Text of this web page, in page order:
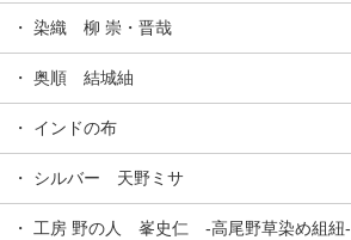
・ 染織 柳 崇・晋哉
・ 奥順 結城紬
・ インドの布
・ シルバー 天野ミサ
・ 工房 野の人 峯史仁 -高尾野草染め組紐-